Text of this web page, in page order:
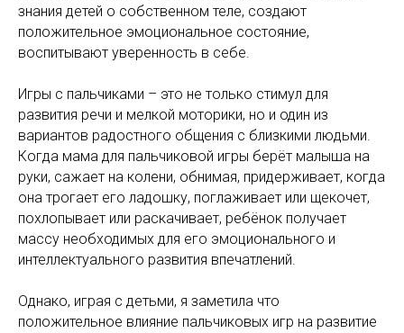
знания детей о собственном теле, создают
положительное эмоциональное состояние,
воспитывают уверенность в себе.
Игры с пальчиками – это не только стимул для
развития речи и мелкой моторики, но и один из
вариантов радостного общения с близкими людьми.
Когда мама для пальчиковой игры берёт малыша на
руки, сажает на колени, обнимая, придерживает, когда
она трогает его ладошку, поглаживает или щекочет,
похлопывает или раскачивает, ребёнок получает
массу необходимых для его эмоционального и
интеллектуального развития впечатлений.
Однако, играя с детьми, я заметила что
положительное влияние пальчиковых игр на развитие